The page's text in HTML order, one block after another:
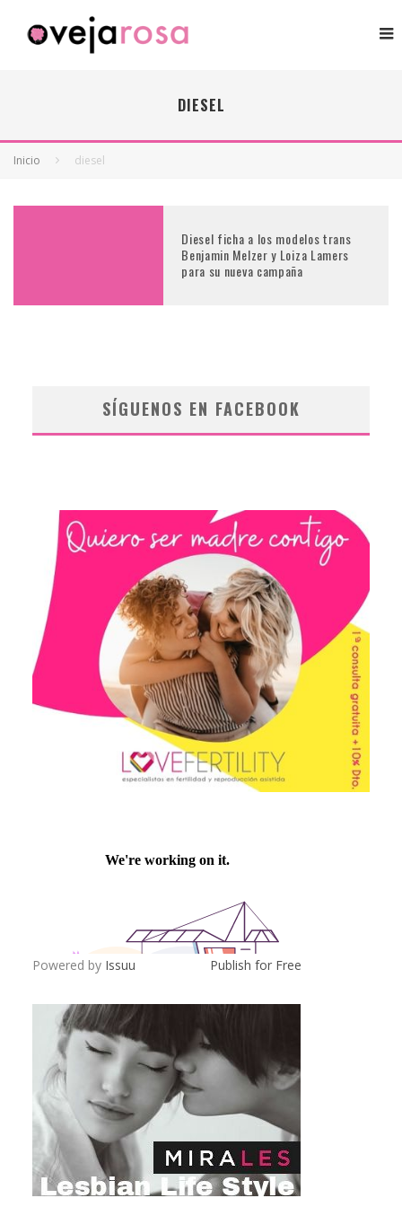
DIESEL
Inicio diesel
Diesel ficha a los modelos trans
Benjamin Melzer y Loiza Lamers
para su nueva campaña
SÍGUENOS EN FACEBOOK
Powered by Issuu Publish for Free